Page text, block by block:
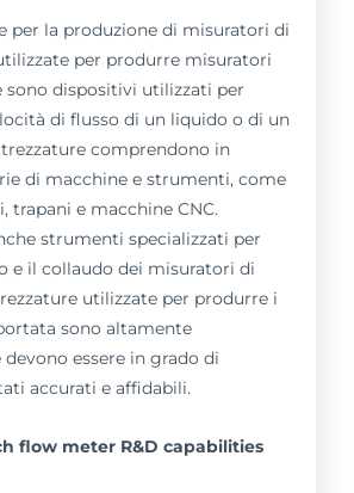
per la produzione di misuratori di
per produrre misuratori
sono dispositivi utilizzati per
di flusso di un liquido o di un
comprendono in
di macchine e strumenti, come
trapani e macchine CNC.
strumenti specializzati per
e il collaudo dei misuratori di
utilizzate per produrre i
sono altamente
devono essere in grado di
accurati e affidabili.
flow meter R&D capabilities